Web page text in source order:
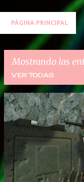
PÁGINA PRINCIPAL
Mostrando las
VER TODAS
E
n
r
a